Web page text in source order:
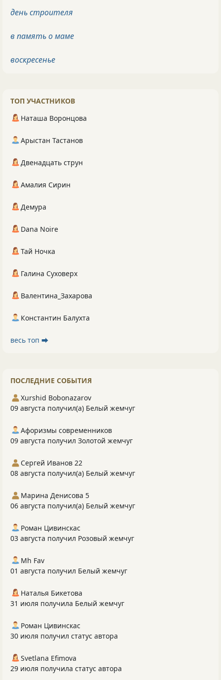
день строителя
в память о маме
воскресенье
ТОП УЧАСТНИКОВ
Наташа Воронцова
Арыстан Тастанов
Двенадцать струн
Амалия Сирин
Демура
Dana Noire
Тай Ночка
Галина Суховерх
Валентина_Захарова
Константин Балухта
весь топ ⮕
ПОСЛЕДНИЕ СОБЫТИЯ
Xurshid Bobonazarov
09 августа получил(а) Белый жемчуг
Афоризмы современников
09 августа получил Золотой жемчуг
Сергей Иванов 22
08 августа получил(а) Белый жемчуг
Марина Денисова 5
06 августа получил(а) Белый жемчуг
Роман Цивинскас
03 августа получил Розовый жемчуг
Mh Fav
01 августа получил Белый жемчуг
Наталья Бикетова
31 июля получила Белый жемчуг
Роман Цивинскас
30 июля получил статус автора
Svetlana Efimova
29 июля получила статус автора